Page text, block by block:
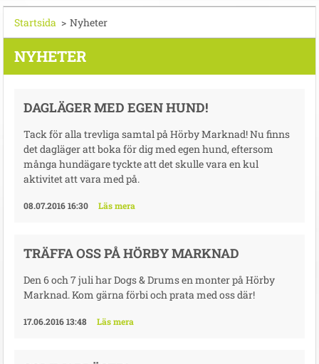
Startsida > Nyheter
NYHETER
DAGLÄGER MED EGEN HUND!
Tack för alla trevliga samtal på Hörby Marknad! Nu finns
det dagläger att boka för dig med egen hund, eftersom
många hundägare tyckte att det skulle vara en kul
aktivitet att vara med på.
08.07.2016 16:30 Läs mera
TRÄFFA OSS PÅ HÖRBY MARKNAD
Den 6 och 7 juli har Dogs & Drums en monter på Hörby
Marknad. Kom gärna förbi och prata med oss där!
17.06.2016 13:48 Läs mera